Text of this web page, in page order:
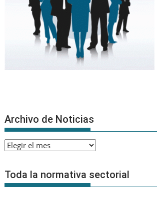
Archivo de Noticias
Archivo
Noticias
Toda la normativa sectorial